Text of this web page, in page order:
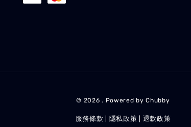
© 2026 . Powered by Chubby
服務條款 隱私政策 退款政策